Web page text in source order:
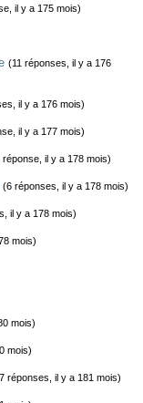
il y a 175 mois)
(11 réponses, il y a 176
il y a 176 mois)
il y a 177 mois)
réponse, il y a 178 mois)
(6 réponses, il y a 178 mois)
il y a 178 mois)
mois)
mois)
mois)
réponses, il y a 181 mois)